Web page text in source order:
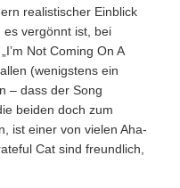
realistischer Einblick
vergönnt ist, bei
Not Coming On A
(wenigstens ein
– dass der Song
beiden doch zum
ist einer von vielen Aha-
Cat sind freundlich,